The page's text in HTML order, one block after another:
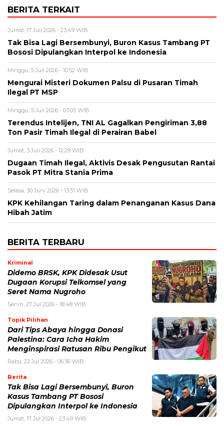
BERITA TERKAIT
Jumat, 17 Juli 2026 - 23:49 WIB
Tak Bisa Lagi Bersembunyi, Buron Kasus Tambang PT
Bososi Dipulangkan Interpol ke Indonesia
Minggu, 5 Juli 2026 - 10:52 WIB
Mengurai Misteri Dokumen Palsu di Pusaran Timah
Ilegal PT MSP
Minggu, 5 Juli 2026 - 03:05 WIB
Terendus Intelijen, TNI AL Gagalkan Pengiriman 3,88
Ton Pasir Timah Ilegal di Perairan Babel
Jumat, 3 Juli 2026 - 12:29 WIB
Dugaan Timah Ilegal, Aktivis Desak Pengusutan Rantai
Pasok PT Mitra Stania Prima
Selasa, 30 Juni 2026 - 13:51 WIB
KPK Kehilangan Taring dalam Penanganan Kasus Dana
Hibah Jatim
BERITA TERBARU
Kriminal
Didemo BRSK, KPK Didesak Usut
Dugaan Korupsi Telkomsel yang
Seret Nama Nugroho
Senin, 27 Jul 2026 - 18:48 WIB
Topik Pilihan
Dari Tips Abaya hingga Donasi
Palestina: Cara Icha Hakim
Menginspirasi Ratusan Ribu Pengikut
Rabu, 22 Jul 2026 - 06:36 WIB
Berita
Tak Bisa Lagi Bersembunyi, Buron
Kasus Tambang PT Bososi
Dipulangkan Interpol ke Indonesia
Jumat, 17 Jul 2026 - 23:49 WIB